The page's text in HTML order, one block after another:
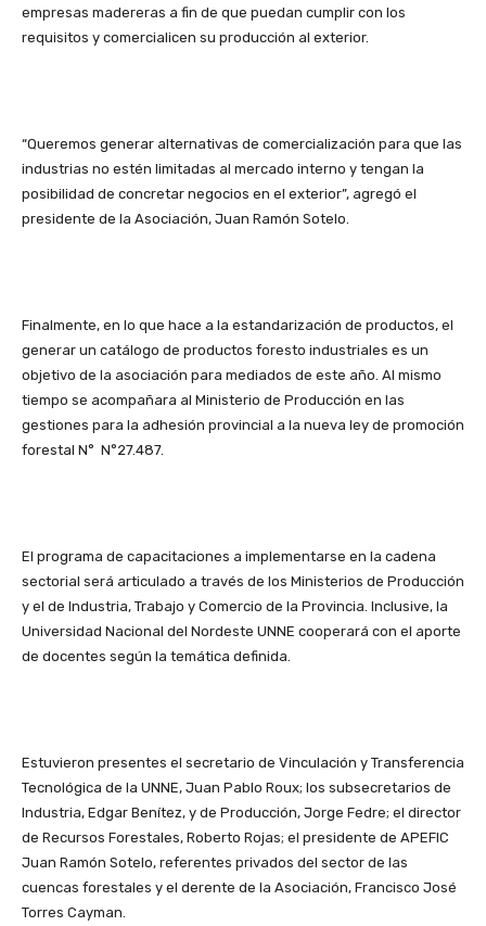
empresas madereras a fin de que puedan cumplir con los
requisitos y comercialicen su producción al exterior.
“Queremos generar alternativas de comercialización para que las
industrias no estén limitadas al mercado interno y tengan la
posibilidad de concretar negocios en el exterior”, agregó el
presidente de la Asociación, Juan Ramón Sotelo.
Finalmente, en lo que hace a la estandarización de productos, el
generar un catálogo de productos foresto industriales es un
objetivo de la asociación para mediados de este año. Al mismo
tiempo se acompañara al Ministerio de Producción en las
gestiones para la adhesión provincial a la nueva ley de promoción
forestal N° N°27.487.
El programa de capacitaciones a implementarse en la cadena
sectorial será articulado a través de los Ministerios de Producción
y el de Industria, Trabajo y Comercio de la Provincia. Inclusive, la
Universidad Nacional del Nordeste UNNE cooperará con el aporte
de docentes según la temática definida.
Estuvieron presentes el secretario de Vinculación y Transferencia
Tecnológica de la UNNE, Juan Pablo Roux; los subsecretarios de
Industria, Edgar Benítez, y de Producción, Jorge Fedre; el director
de Recursos Forestales, Roberto Rojas; el presidente de APEFIC
Juan Ramón Sotelo, referentes privados del sector de las
cuencas forestales y el derente de la Asociación, Francisco José
Torres Cayman.